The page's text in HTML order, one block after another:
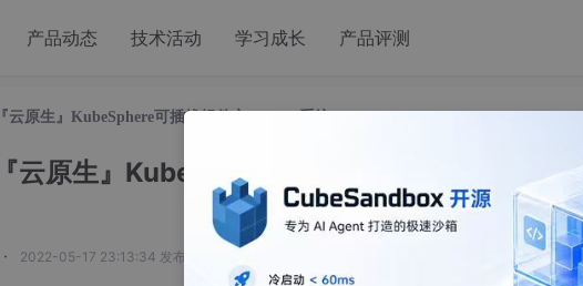
产品动态 技术活动 学习成长 产品评测
『云原生』KubeSphere可插拔组件之DevOps系统
『云原生』KubeSphere可插拔组件之DevOps系统
· 2022-05-17 23:13:34 发布